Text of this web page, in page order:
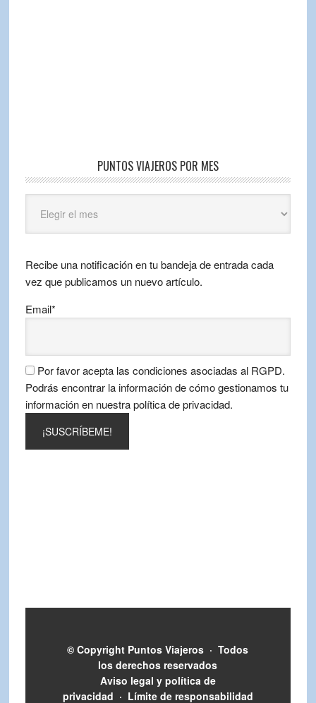
PUNTOS VIAJEROS POR MES
Viajeros
por
Recibe una notificación en tu bandeja de entrada cada
vez que publicamos un nuevo artículo.
Email*
Por favor acepta las condiciones asociadas al RGPD.
Podrás encontrar la información de cómo gestionamos tu
información en nuestra política de privacidad.
© Copyright Puntos Viajeros · Todos
los derechos reservados
Aviso legal y política de
privacidad · Límite de responsabilidad